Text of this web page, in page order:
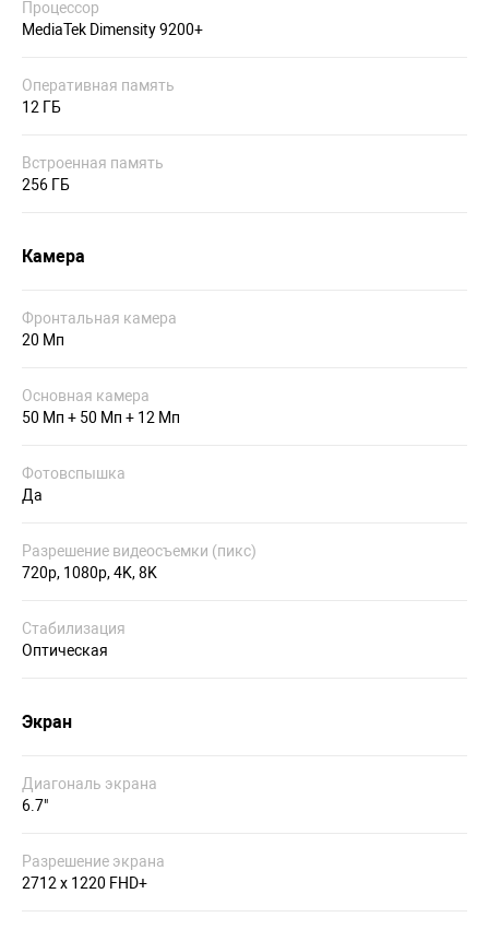
Процессор
MediaTek Dimensity 9200+
Оперативная память
12 ГБ
Встроенная память
256 ГБ
Камера
Фронтальная камера
20 Мп
Основная камера
50 Мп + 50 Мп + 12 Мп
Фотовспышка
Да
Разрешение видеосъемки (пикс)
720p, 1080p, 4K, 8K
Стабилизация
Оптическая
Экран
Диагональ экрана
6.7"
Разрешение экрана
2712 x 1220 FHD+